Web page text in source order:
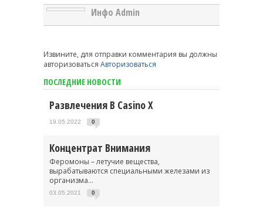
Инфо Admin
Извините, для отправки комментария вы должны
авторизоваться Авторизоваться
ПОСЛЕДНИЕ НОВОСТИ
Развлечения В Casino X
19.05.2022 0
Концентрат Внимания
Феромоны – летучие вещества,
вырабатываются специальными железами из
организма...
03.05.2021 0